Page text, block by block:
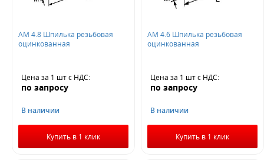
AM 4.8 Шпилька резьбовая
оцинкованная
Цена за 1 штс НДС:
по запросу
В наличии
Купить в 1 клик
AM 4.6 Шпилька резьбовая
оцинкованная
Цена за 1 штс НДС:
по запросу
В наличии
Купить в 1 клик